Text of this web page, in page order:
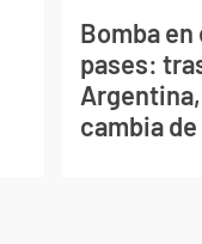
Bomba en
pases:
cambia